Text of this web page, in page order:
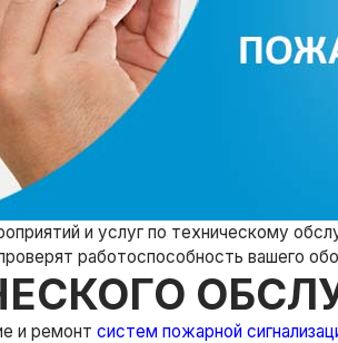
и услуг по техническому
работоспособность вашего
и ремонт систем пожарной